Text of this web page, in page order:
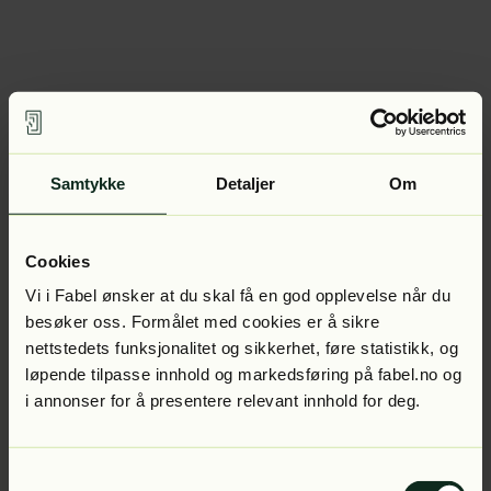
Samtykke Detaljer Om
Cookies
Vi i Fabel ønsker at du skal få en god opplevelse når du
besøker oss. Formålet med cookies er å sikre
nettstedets funksjonalitet og sikkerhet, føre statistikk, og
løpende tilpasse innhold og markedsføring på fabel.no og
i annonser for å presentere relevant innhold for deg.